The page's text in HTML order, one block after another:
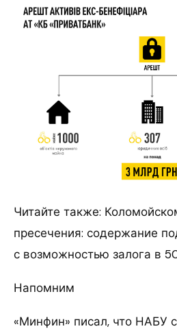
Читайте также:
пресечения: содержание
с возможностью залога в
Напомним
«Минфин» писал, что НАБУ